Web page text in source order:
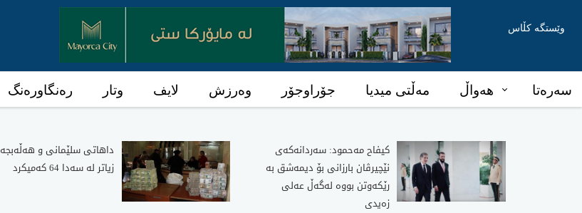
وێستگە کڵاس
سەرەتا هەواڵ مەڵتی میدیا جۆراوجۆر وەرزش لایف وتار رەنگاورەنگ
كیفاح مه‌حمود: سه‌ردانه‌كه‌ی
نێچیرڤان بارزانی بۆ دیمه‌شق به‌
رێكه‌وتن بووه‌ له‌گه‌ڵ عه‌لی
زه‌یدی
داهاتی سلێمانی و هه‌ڵه‌بجه‌
زیاتر له‌ سه‌دا 64 كه‌میكرد